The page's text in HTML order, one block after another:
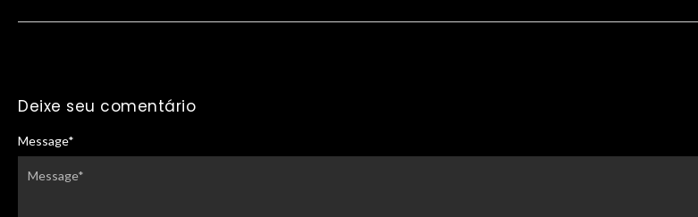
Deixe seu comentário
Message*